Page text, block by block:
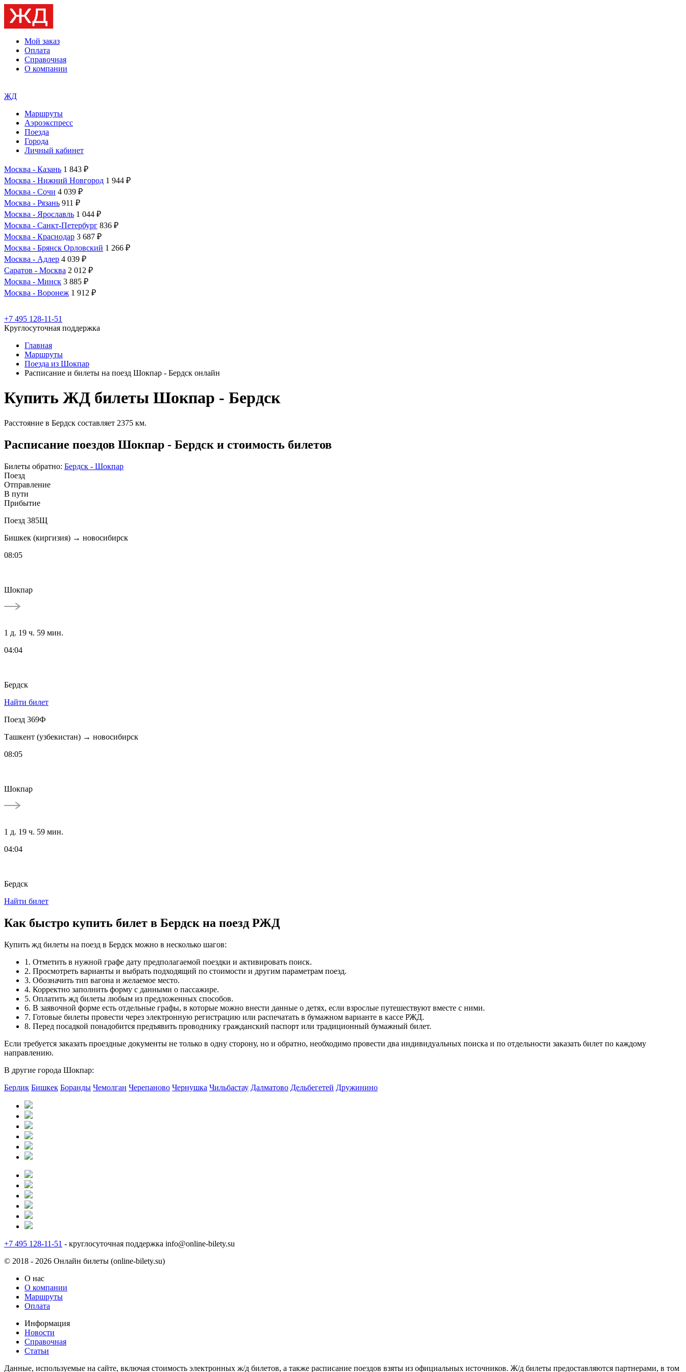
Мой заказ
Оплата
Справочная
О компании
ЖД
Маршруты
Аэроэкспресс
Поезда
Города
Личный кабинет
Москва - Казань 1 843 ₽
Москва - Нижний Новгород 1 944 ₽
Москва - Сочи 4 039 ₽
Москва - Рязань 911 ₽
Москва - Ярославль 1 044 ₽
Москва - Санкт-Петербург 836 ₽
Москва - Краснодар 3 687 ₽
Москва - Брянск Орловский 1 266 ₽
Москва - Адлер 4 039 ₽
Саратов - Москва 2 012 ₽
Москва - Минск 3 885 ₽
Москва - Воронеж 1 912 ₽
+7 495 128-11-51
Круглосуточная поддержка
Главная
Маршруты
Поезда из Шокпар
Расписание и билеты на поезд Шокпар - Бердск онлайн
Купить ЖД билеты Шокпар - Бердск
Расстояние в Бердск составляет 2375 км.
Расписание поездов Шокпар - Бердск и стоимость билетов
Билеты обратно: Бердск - Шокпар
Поезд
Отправление
В пути
Прибытие
Поезд 385Щ
Бишкек (киргизия) → новосибирск
08:05
Шокпар
1 д. 19 ч. 59 мин.
04:04
Бердск
Найти билет
Поезд 369Ф
Ташкент (узбекистан) → новосибирск
08:05
Шокпар
1 д. 19 ч. 59 мин.
04:04
Бердск
Найти билет
Как быстро купить билет в Бердск на поезд РЖД
Купить жд билеты на поезд в Бердск можно в несколько шагов:
1. Отметить в нужной графе дату предполагаемой поездки и активировать поиск.
2. Просмотреть варианты и выбрать подходящий по стоимости и другим параметрам поезд.
3. Обозначить тип вагона и желаемое место.
4. Корректно заполнить форму с данными о пассажире.
5. Оплатить жд билеты любым из предложенных способов.
6. В заявочной форме есть отдельные графы, в которые можно внести данные о детях, если взрослые путешествуют вместе с ними.
7. Готовые билеты провести через электронную регистрацию или распечатать в бумажном варианте в кассе РЖД.
8. Перед посадкой понадобится предъявить проводнику гражданский паспорт или традиционный бумажный билет.
Если требуется заказать проездные документы не только в одну сторону, но и обратно, необходимо провести два индивидуальных поиска и по отдельности заказать билет по каждому
направлению.
В другие города Шокпар:
Берлик Бишкек Боранды Чемолган Черепаново Чернушка Чильбастау Далматово Дельбегетей Дружинино
+7 495 128-11-51 - круглосуточная поддержка info@online-bilety.su
© 2018 - 2026 Онлайн билеты (online-bilety.su)
О нас
О компании
Маршруты
Оплата
Информация
Новости
Справочная
Статьи
Данные, используемые на сайте, включая стоимость электронных ж/д билетов, а также расписание поездов взяты из официальных источников. Ж/д билеты предоставляются партнерами, в том